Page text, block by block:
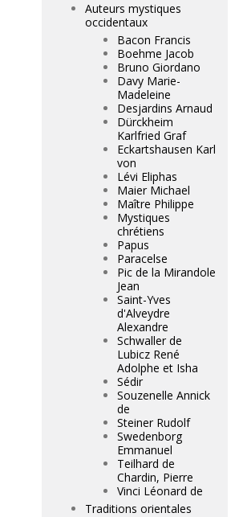
Auteurs mystiques
occidentaux
Bacon Francis
Boehme Jacob
Bruno Giordano
Davy Marie-
Madeleine
Desjardins Arnaud
Dürckheim
Karlfried Graf
Eckartshausen Karl
von
Lévi Eliphas
Maier Michael
Maître Philippe
Mystiques
chrétiens
Papus
Paracelse
Pic de la Mirandole
Jean
Saint-Yves
d'Alveydre
Alexandre
Schwaller de
Lubicz René
Adolphe et Isha
Sédir
Souzenelle Annick
de
Steiner Rudolf
Swedenborg
Emmanuel
Teilhard de
Chardin, Pierre
Vinci Léonard de
Traditions orientales